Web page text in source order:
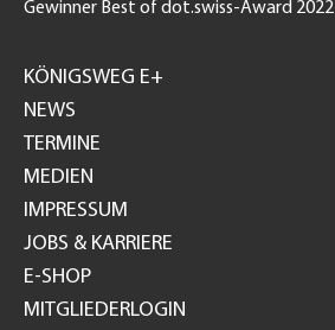
Gewinner Best of dot.swiss-Award 2022
GH
KÖNIGSWEG E+
NEWS
TERMINE
MEDIEN
IMPRESSUM
JOBS & KARRIERE
E-SHOP
MITGLIEDERLOGIN